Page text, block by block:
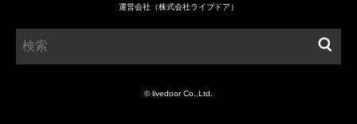
運営会社（株式会社ライブドア）
© livedoor Co.,Ltd.